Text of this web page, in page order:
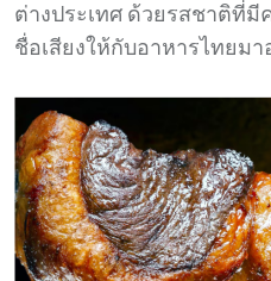
ต่างประเทศ ด้วยรสชาติที่มี
ชื่อเสียงให้กับอาหารไทยม